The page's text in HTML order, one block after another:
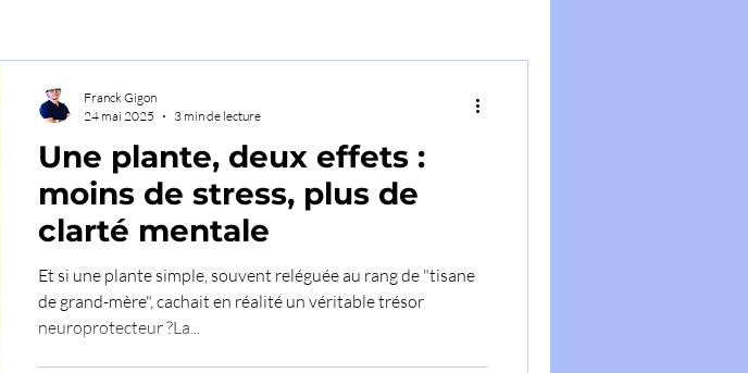
Une plante, deux effets :
moins de stress, plus de
clarté mentale
Et si une plante simple, souvent reléguée au rang de "tisane
de grand-mère", cachait en réalité un véritable trésor
neuroprotecteur ?La...
Franck Gigon
24 mai 2025
3 min de lecture